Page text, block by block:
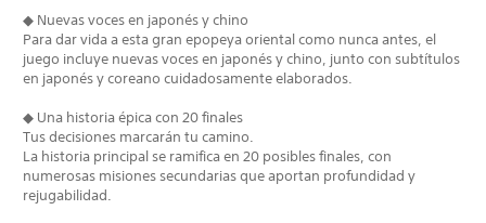
◆ Nuevas voces en japonés y chino
Para dar vida a esta gran epopeya oriental como nunca antes, el
juego incluye nuevas voces en japonés y chino, junto con subtítulos
en japonés y coreano cuidadosamente elaborados.
◆ Una historia épica con 20 finales
Tus decisiones marcarán tu camino.
La historia principal se ramifica en 20 posibles finales, con
numerosas misiones secundarias que aportan profundidad y
rejugabilidad.